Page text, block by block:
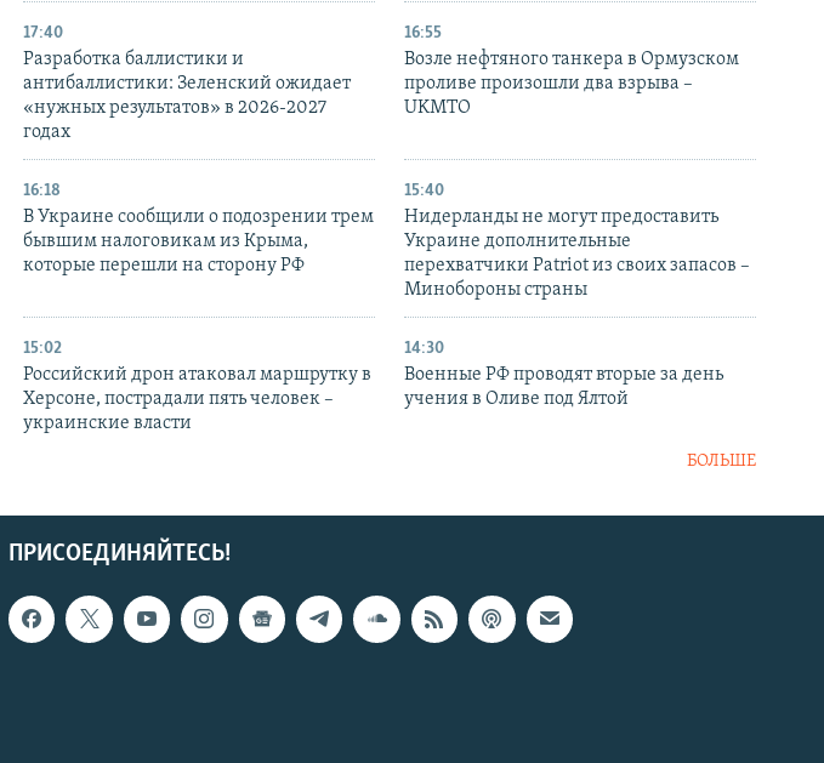
17:40
Разработка баллистики и
антибаллистики: Зеленский ожидает
«нужных результатов» в 2026-2027
годах
16:55
Возле нефтяного танкера в Ормузском
проливе произошли два взрыва –
UKMTO
16:18
В Украине сообщили о подозрении трем
бывшим налоговикам из Крыма,
которые перешли на сторону РФ
15:40
Нидерланды не могут предоставить
Украине дополнительные
перехватчики Patriot из своих запасов –
Минобороны страны
15:02
Российский дрон атаковал маршрутку в
Херсоне, пострадали пять человек –
украинские власти
14:30
Военные РФ проводят вторые за день
учения в Оливе под Ялтой
БОЛЬШЕ
ПРИСОЕДИНЯЙТЕСЬ!